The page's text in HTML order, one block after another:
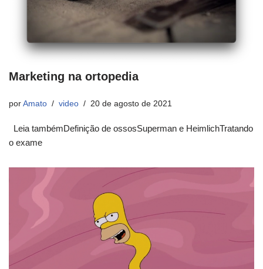
Marketing na ortopedia
por Amato video 20 de agosto de 2021
Leia tambémDefinição de ossosSuperman e HeimlichTratando
o exame